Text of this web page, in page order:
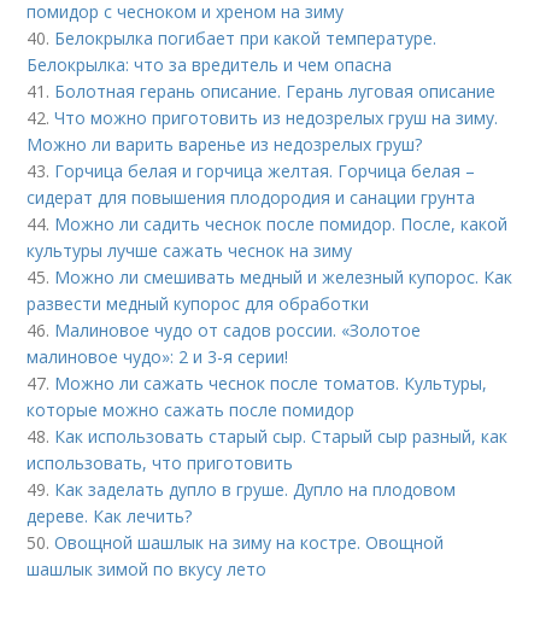
помидор с чесноком и хреном на зиму
40. Белокрылка погибает при какой температуре.
Белокрылка: что за вредитель и чем опасна
41. Болотная герань описание. Герань луговая описание
42.Что можно приготовить из недозрелых груш на зиму.
Можно ли варить варенье из недозрелых груш?
43. Горчица белая и горчица желтая. Горчица белая –
сидерат для повышения плодородия и санации грунта
44. Можно ли садить чеснок после помидор. После, какой
культуры лучше сажать чеснок на зиму
45. Можно ли смешивать медный и железный купорос. Как
развести медный купорос для обработки
46. Малиновое чудо от садов россии. «Золотое
малиновое чудо»: 2 и 3-я серии!
47. Можно ли сажать чеснок после томатов. Культуры,
которые можно сажать после помидор
48. Как использовать старый сыр. Старый сыр разный, как
использовать, что приготовить
49. Как заделать дупло в груше. Дупло на плодовом
дереве. Как лечить?
50.Овощной шашлык на зиму на костре. Овощной
шашлык зимой по вкусу лето